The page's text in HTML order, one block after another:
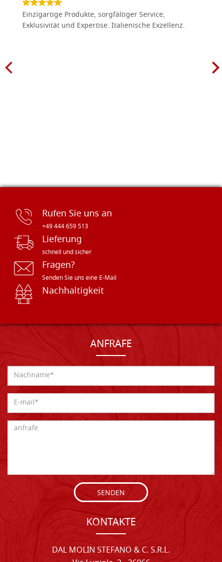
Einzigartige Produkte, sorgfältiger Service,
Exklusivität und Expertise. Italienische Exzellenz.
Rufen Sie uns an
+49 444 659 513
Lieferung
schnell und sicher
Fragen?
Senden Sie uns eine E-Mail
Nachhaltigkeit
ANFRAFE
SENDEN
KONTAKTE
DAL MOLIN STEFANO & C. S.R.L.